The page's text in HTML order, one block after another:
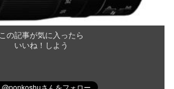
この記事が気に入ったら
いいね！しよう